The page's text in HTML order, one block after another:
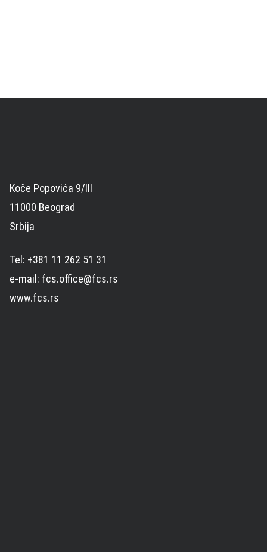
Koče Popovića 9/III
11000 Beograd
Srbija
Tel: +381 11 262 51 31
e-mail: fcs.office@fcs.rs
www.fcs.rs